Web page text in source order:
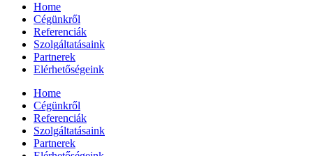
Home
Cégünkről
Referenciák
Szolgáltatásaink
Partnerek
Elérhetőségeink
Home
Cégünkről
Referenciák
Szolgáltatásaink
Partnerek